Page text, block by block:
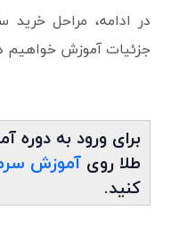
در ادامه، مراحل
جزئیات آموزش خواهیم
برای ورود به دوره
طلا روی آموزش
کنید.